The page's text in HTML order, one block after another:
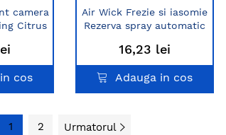
camera
Citrus
cos
Air Wick Frezie si iasomie
Rezerva spray automatic
16,23 lei
Adauga in cos
1 2 Urmatorul